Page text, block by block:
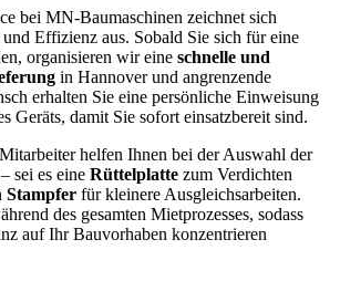
bei MN-Baumaschinen zeichnet sich
Effizienz aus. Sobald Sie sich für eine
organisieren wir eine schnelle und
in Hannover und angrenzende
erhalten Sie eine persönliche Einweisung
Geräts, damit Sie sofort einsatzbereit sind.
helfen Ihnen bei der Auswahl der
sei es eine Rüttelplatte zum Verdichten
Stampfer für kleinere Ausgleichsarbeiten.
des gesamten Mietprozesses, sodass
auf Ihr Bauvorhaben konzentrieren